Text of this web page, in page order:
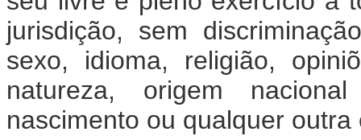
jurisdição, sem
sexo, idioma, religião,
natureza, origem
nascimento ou qualquer